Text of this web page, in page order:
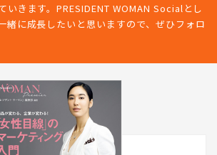
いきます。PRESIDENT WOMAN Socialとし
緒に成長したいと思いますので、ぜひフォロ